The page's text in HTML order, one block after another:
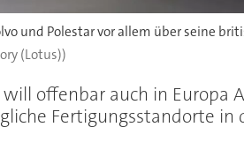
und Polestar vor allem über seine
(Lotus))
offenbar auch in
Fertigungsstandorte in